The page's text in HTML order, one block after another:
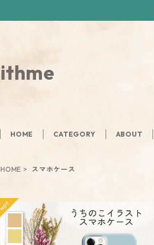
ithme
HOME CATEGORY ABOUT
HOME スマホケース